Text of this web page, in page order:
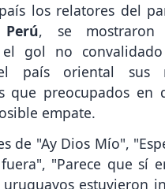
los relatores del
, se mostraron
gol no
país oriental sus
que preocupados en
empate.
de "Ay Dios Mío",
"Parece que sí
estuvieron